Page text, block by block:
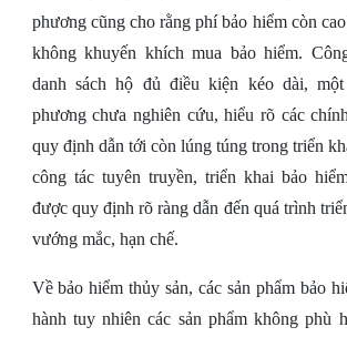
phương cũng cho rằng phí bảo hiểm còn
không khuyến khích mua bảo hiểm.
danh sách hộ đủ điều kiện kéo dài,
phương chưa nghiên cứu, hiểu rõ các
quy định dẫn tới còn lúng túng trong triển
công tác tuyên truyền, triển khai bảo
được quy định rõ ràng dẫn đến quá trình
vướng mắc, hạn chế.
Về bảo hiểm thủy sản, các sản phẩm bảo
hành tuy nhiên các sản phẩm không phù